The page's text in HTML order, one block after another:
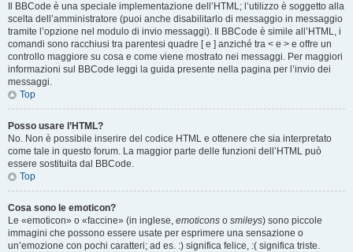
Il BBCode è una speciale implementazione dell’HTML; l’utilizzo è soggetto alla
scelta dell’amministratore (puoi anche disabilitarlo di messaggio in messaggio
tramite l’opzione nel modulo di invio messaggi). Il BBCode è simile all’HTML, i
comandi sono racchiusi tra parentesi quadre [ e ] anziché tra < e > e offre un
controllo maggiore su cosa e come viene mostrato nei messaggi. Per maggiori
informazioni sul BBCode leggi la guida presente nella pagina per l’invio dei
messaggi.
Top
Posso usare l’HTML?
No. Non è possibile inserire del codice HTML e ottenere che sia interpretato
come tale in questo forum. La maggior parte delle funzioni dell’HTML può
essere sostituita dal BBCode.
Top
Cosa sono le emoticon?
Le «emoticon» o «faccine» (in inglese, emoticons o smileys) sono piccole
immagini che possono essere usate per esprimere una sensazione o
un’emozione con pochi caratteri; ad es. :) significa felice, :( significa triste.